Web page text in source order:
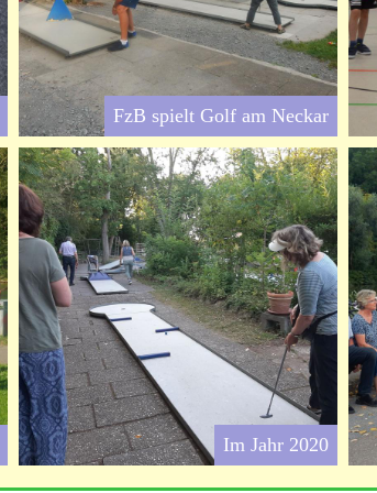
FzB spielt Golf am Neckar
Im Jahr 2020